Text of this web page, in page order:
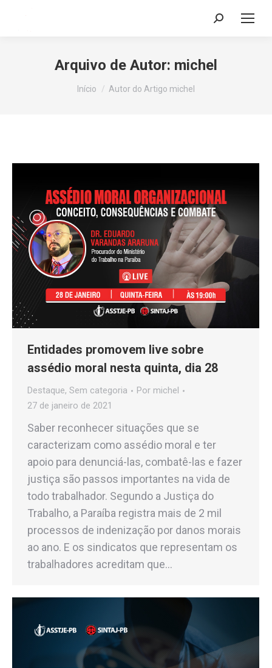
Search:
Arquivo de Autor: michel
Você está aqui:
Início Autor do Artigo michel
Entidades promovem live sobre
assédio moral nesta quinta, dia 28
Destaque, Sem categoria Por michel
27 de janeiro de 2021
Saber reconhecer situações que se
caracterizam como assédio moral e ter
apoio para denunciá-las, combatê-las e fazer
justiça são passos importantes na vida de
todo trabalhador. Segundo a Justiça do
Trabalho, a Paraíba registra mais de 2 mil
processos de indenização por danos morais
ao ano. E os sindicatos que representam os
trabalhadores acreditam que…